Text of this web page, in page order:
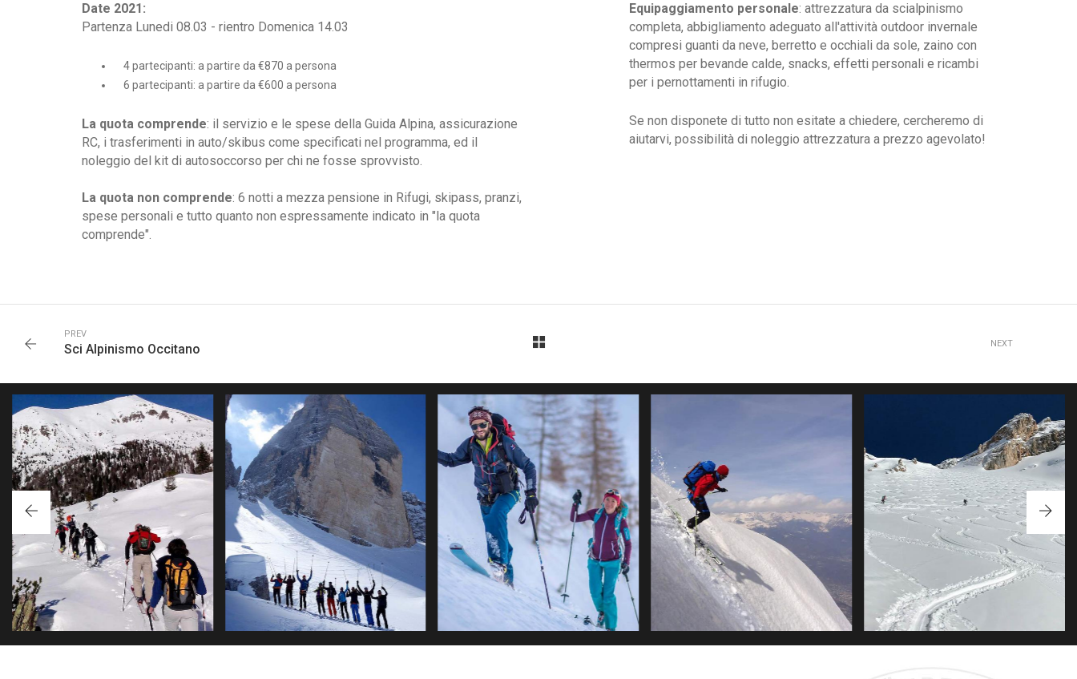
Date 2021:
Partenza Lunedi 08.03 - rientro Domenica 14.03
4 partecipanti: a partire da €870 a persona
6 partecipanti: a partire da €600 a persona
La quota comprende: il servizio e le spese della Guida Alpina, assicurazione
RC, i trasferimenti in auto/skibus come specificati nel programma, ed il
noleggio del kit di autosoccorso per chi ne fosse sprovvisto.
La quota non comprende: 6 notti a mezza pensione in Rifugi, skipass, pranzi,
spese personali e tutto quanto non espressamente indicato in "la quota
comprende".
Equipaggiamento personale: attrezzatura da scialpinismo
completa, abbigliamento adeguato all'attività outdoor invernale
compresi guanti da neve, berretto e occhiali da sole, zaino con
thermos per bevande calde, snacks, effetti personali e ricambi
per i pernottamenti in rifugio.
Se non disponete di tutto non esitate a chiedere, cercheremo di
aiutarvi, possibilità di noleggio attrezzatura a prezzo agevolato!
PREV
Sci Alpinismo Occitano NEXT
SCI ALPINISMO CORSO
AVANZATO
TRE GIORNATE E DUE INCONTRI TEORICI
CORSO INTENSIVO DI
SCIALPINISMO
TRE GIORNATE CON PERNOTTAMENTO IN
RIFUGIO
CORSO DI SCI RIPIDO
SCIARE IN SICUREZZA OLTRE I 40°
SCI ALPINISMO A FANES
TRE GIORNATE DI SCI ALPINISMO NEL GRUPPO
DI FANES
SCI ALPINISMO IN LAGORAI
ITINERARI STUDIATI PER “IMMERGERSI”
TOTALMENTE NELL’ATMOSFERA MAGICA DI
QUESTE MONTAGNE, SCOPRENDO PASSO
DOPO PASSO NUOVI SCENARI DAI QUALI
LASCIARSI STUPIRE ED EMOZIONARE.